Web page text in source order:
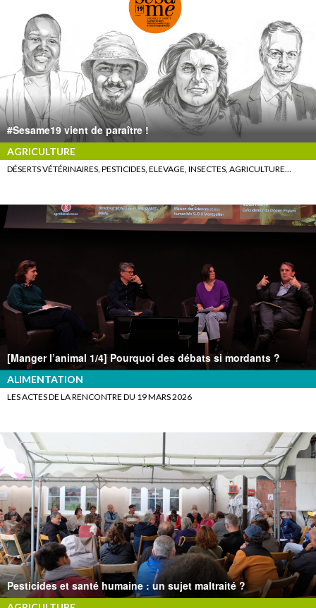
#Sesame19 vient de paraître !
AGRICULTURE
DÉSERTS VÉTÉRINAIRES, PESTICIDES, ELEVAGE, INSECTES, AGRICULTURE…
[Manger l’animal 1/4] Pourquoi des débats si mordants ?
ALIMENTATION
LES ACTES DE LA RENCONTRE DU 19 MARS 2026
Pesticides et santé humaine : un sujet maltraité ?